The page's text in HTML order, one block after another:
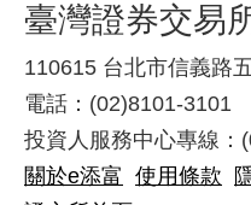
臺灣證券交易
110615 台北市信義路
電話：(02)8101-3101
投資人服務中心專線：
關於e添富 使用條款